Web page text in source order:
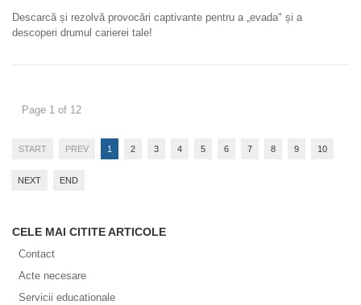
Descarcă și rezolvă provocări captivante pentru a „evada" și a
descoperi drumul carierei tale!
Page 1 of 12
START PREV 1 2 3 4 5 6 7 8 9 10
NEXT END
CELE MAI CITITE ARTICOLE
Contact
Acte necesare
Servicii educationale